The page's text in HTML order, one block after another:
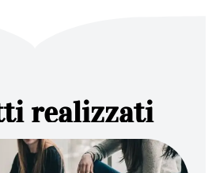
realizzati